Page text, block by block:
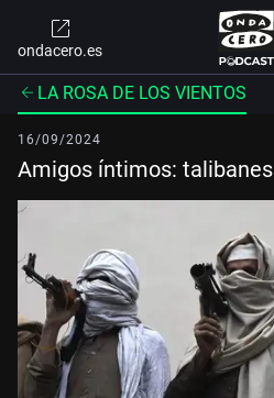
ondacero.es
LA ROSA DE LOS VIENTOS
16/09/2024
Amigos íntimos: talibanes